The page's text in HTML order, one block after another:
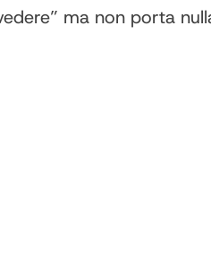
ma non porta